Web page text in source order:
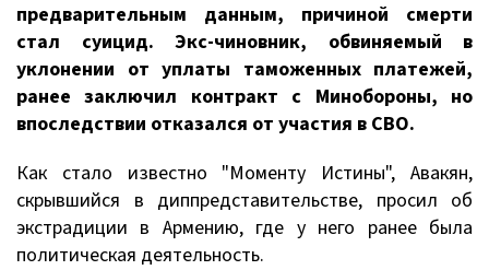
предварительным данным, причиной смерти
стал суицид. Экс-чиновник, обвиняемый в
уклонении от уплаты таможенных платежей,
ранее заключил контракт с Минобороны, но
впоследствии отказался от участия в СВО.
Как стало известно "Моменту Истины", Авакян,
скрывшийся в диппредставительстве, просил об
экстрадиции в Армению, где у него ранее была
политическая деятельность.